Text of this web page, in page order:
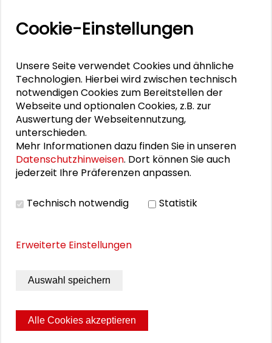
Expertenworkshops „Öffentliche
Wissenschaft“am 20. März 2015 im
Personen im Kontext
Dagmar Simon
Dokumentation der Tagung vom 19. und 20.
Cookie-Einstellungen
Unsere Seite verwendet Cookies und ähnliche
Technologien. Hierbei wird zwischen technisch
notwendigen Cookies zum Bereitstellen der
Webseite und optionalen Cookies, z.B. zur
Auswertung der Webseitennutzung,
unterschieden.
Mehr Informationen dazu finden Sie in unseren
Datenschutzhinweisen. Dort können Sie auch
jederzeit Ihre Präferenzen anpassen.
Technisch notwendig Statistik
Erweiterte Einstellungen
Auswahl speichern
Alle Cookies akzeptieren